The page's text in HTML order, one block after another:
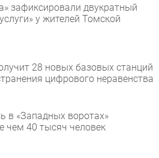
зафиксировали двукратный
у жителей Томской
28 новых базовых станций
цифрового неравенства
в «Западных воротах»
чем 40 тысяч человек